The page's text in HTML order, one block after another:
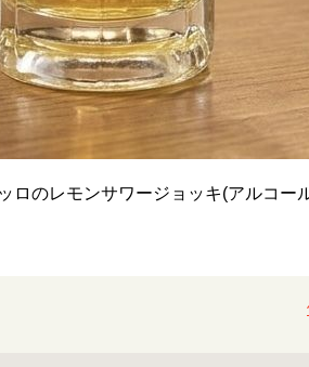
ロのレモンサワージョッキ(アルコー